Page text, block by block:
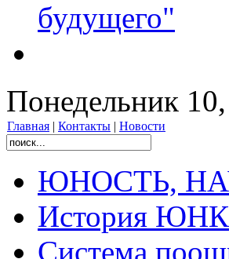
будущего"
Понедельник
Главная | Контакты | Новости
ЮНОСТЬ,
История ЮНК
Система